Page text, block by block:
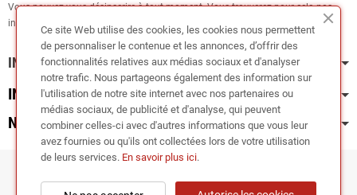
Vous pouvez vous désinscrire à tout moment. Vous trouverez pour cela nos
informations de contact dans les conditions d'utilisation du site.
INFORMATION
INFOS PRATIQUES
NOS CATÉGORIES
Ce site Web utilise des cookies, les cookies nous permettent
de personnaliser le contenue et les annonces, d’offrir des
fonctionnalités relatives aux médias sociaux et d'analyser
notre trafic. Nous partageons également des information sur
l'utilisation de notre site internet avec nos partenaires ou
médias sociaux, de publicité et d'analyse, qui peuvent
combiner celles-ci avec d'autres informations que vous leur
avez fournies ou qu'ils ont collectées lors de votre utilisation
de leurs services. En savoir plus ici.